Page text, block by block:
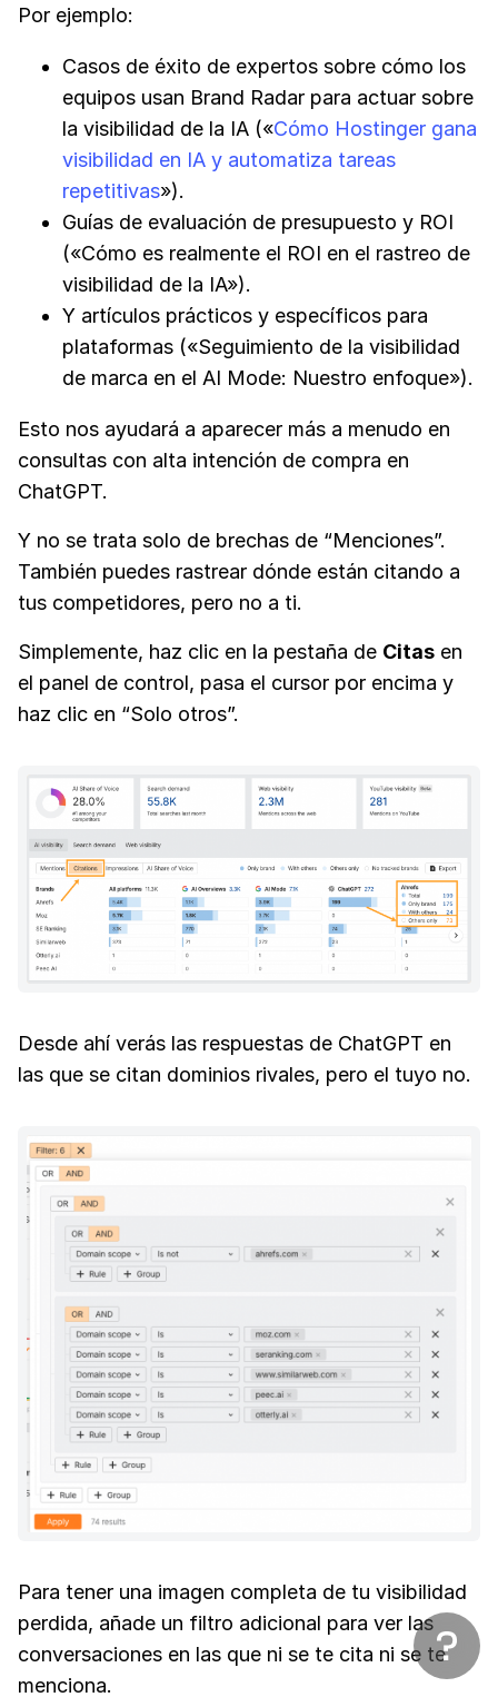
Por ejemplo:
Casos de éxito de expertos sobre cómo los
equipos usan Brand Radar para actuar sobre
la visibilidad de la IA («Cómo Hostinger gana
visibilidad en IA y automatiza tareas
repetitivas»).
Guías de evaluación de presupuesto y ROI
(«Cómo es realmente el ROI en el rastreo de
visibilidad de la IA»).
Y artículos prácticos y específicos para
plataformas («Seguimiento de la visibilidad
de marca en el AI Mode: Nuestro enfoque»).
Esto nos ayudará a aparecer más a menudo en
consultas con alta intención de compra en
ChatGPT.
Y no se trata solo de brechas de “Menciones”.
También puedes rastrear dónde están citando a
tus competidores, pero no a ti.
Simplemente, haz clic en la pestaña de Citas en
el panel de control, pasa el cursor por encima y
haz clic en “Solo otros”.
Desde ahí verás las respuestas de ChatGPT en
las que se citan dominios rivales, pero el tuyo no.
Para tener una imagen completa de tu visibilidad
perdida, añade un filtro adicional para ver las
conversaciones en las que ni se te cita ni se te
menciona.